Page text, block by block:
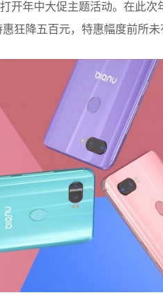
开年中大促主题活动。在此
狂降五百元，特惠幅度前所